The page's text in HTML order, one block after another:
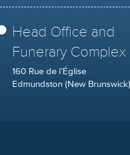
Head Office and
Funerary Complex
160 Rue de l’Église
Edmundston (New